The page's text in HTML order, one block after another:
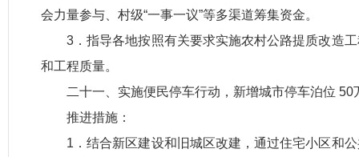
会力量参与、村级“一事一议”等多渠道筹集资金。
3．指导各地按照有关要求实施农村公路提质改造
和工程质量。
二十一、实施便民停车行动，新增城市停车泊位
推进措施：
1．结合新区建设和旧城区改建，通过住宅小区和